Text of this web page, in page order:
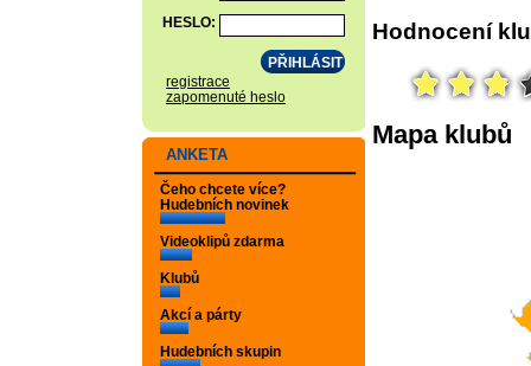
HESLO:
registrace
zapomenuté heslo
ANKETA
Čeho chcete více?
Hudebních novinek
Videoklipů zdarma
Klubů
Akcí a párty
Hudebních skupin
Hodnocení
Mapa klubů